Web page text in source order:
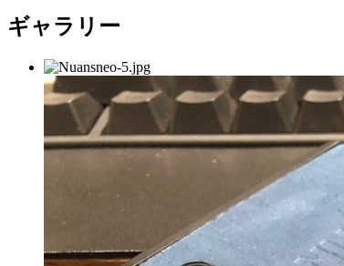
ギャラリー